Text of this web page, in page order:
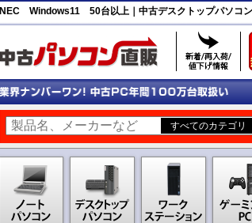
NEC Windows11 50台以上｜中古デスクトップパソコ